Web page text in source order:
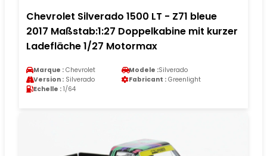
Chevrolet Silverado 1500 LT - Z71 bleue
2017 Maßstab:1:27 Doppelkabine mit kurzer
Ladefläche 1/27 Motormax
Marque : Chevrolet Modele :Silverado
Version : Silverado Fabricant : Greenlight
Echelle : 1/64